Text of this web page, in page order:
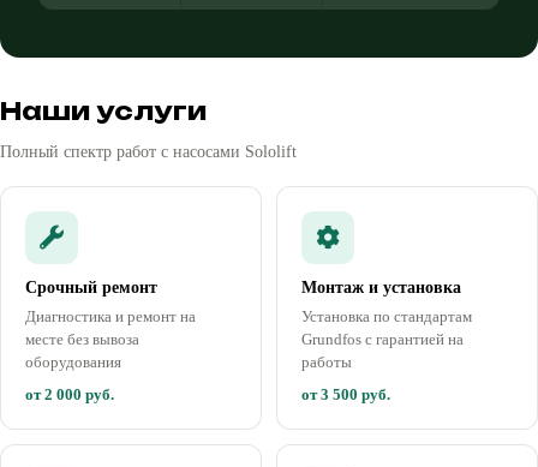
Наши услуги
Полный спектр работ с насосами Sololift
Срочный ремонт
Диагностика и ремонт на
месте без вывоза
оборудования
от 2 000 руб.
Монтаж и установка
Установка по стандартам
Grundfos с гарантией на
работы
от 3 500 руб.